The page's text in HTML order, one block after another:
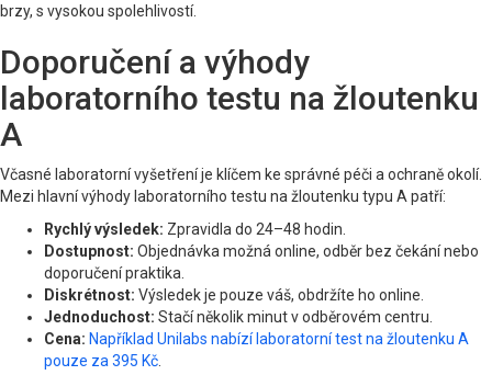
brzy, s vysokou spolehlivostí.
Doporučení a výhody
laboratorního testu na žloutenku
A
Včasné laboratorní vyšetření je klíčem ke správné péči a ochraně okolí.
Mezi hlavní výhody laboratorního testu na žloutenku typu A patří:
Rychlý výsledek: Zpravidla do 24–48 hodin.
Dostupnost: Objednávka možná online, odběr bez čekání nebo
doporučení praktika.
Diskrétnost: Výsledek je pouze váš, obdržíte ho online.
Jednoduchost: Stačí několik minut v odběrovém centru.
Cena: Například Unilabs nabízí laboratorní test na žloutenku A
pouze za 395 Kč